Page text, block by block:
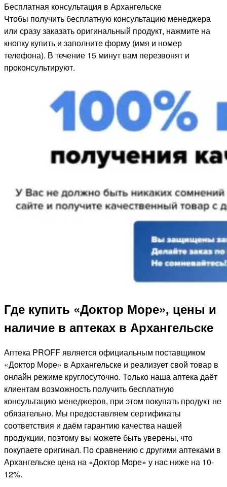
Бесплатная консультация в Архангельске
Чтобы получить бесплатную консультацию менеджера
или сразу заказать оригинальный продукт, нажмите на
кнопку купить и заполните форму (имя и номер
телефона). В течение 15 минут вам перезвонят и
проконсультируют.
Где купить «Доктор Море», цены и
наличие в аптеках в Архангельске
Аптека PROFF является официальным поставщиком
«Доктор Море» в Архангельске и реализует свой товар в
онлайн режиме круглосуточно. Только наша аптека даёт
клиентам возможность получить бесплатную
консультацию менеджеров, при этом покупать продукт не
обязательно. Мы предоставляем сертификаты
соответствия и даём гарантию качества нашей
продукции, поэтому вы можете быть уверены, что
покупаете оригинал. По сравнению с другими аптеками в
Архангельске цена на «Доктор Море» у нас ниже на 10-
12%.